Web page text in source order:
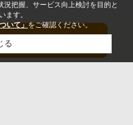
把握、サービス向上検討を目的と
ます。
いて」をご確認ください。
る